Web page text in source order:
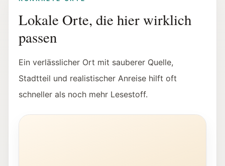
Lokale Orte, die hier wirklich
passen
Ein verlässlicher Ort mit sauberer Quelle,
Stadtteil und realistischer Anreise hilft oft
schneller als noch mehr Lesestoff.
Außenansicht der Stadt:Bibliothek Salzburg in Lehen.